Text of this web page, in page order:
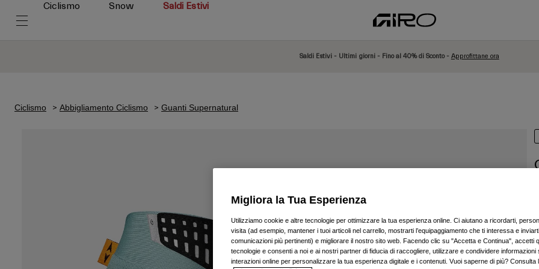
Ciclismo Snow Saldi Estivi
Saldi Estivi - Ultimi giorni - Fino al 40% di Sconto - Approfittane ora
Ciclismo Abbigliamento Ciclismo Guanti Supernatural
Migliora la Tua Esperienza
Utilizziamo cookie e altre tecnologie per ottimizzare la tua esperienza online. Ci aiutano a ricordarti,
visita (ad esempio, mantener i tuoi articoli nel carrello, mostrarti l’equipaggiamento che ti interessa e
comunicazioni più pertinenti) e migliorare il nostro sito web. Facendo clic su "Accetta e Continua", accetti
tecnologie e consenti a noi e ai nostri partner di fiducia di raccogliere, utilizzare e condividere informazioni
interazioni online per personalizzare la tua esperienza digitale e i contenuti. Vuoi saperne di più? Consulta